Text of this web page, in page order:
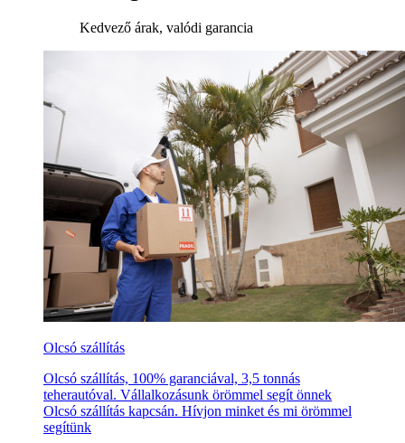
Kedvező árak, valódi garancia
Olcsó szállítás
Olcsó szállítás, 100% garanciával, 3,5 tonnás
teherautóval. Vállalkozásunk örömmel segít önnek
Olcsó szállítás kapcsán. Hívjon minket és mi örömmel
segítünk